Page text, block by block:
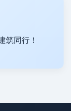
筑同行！